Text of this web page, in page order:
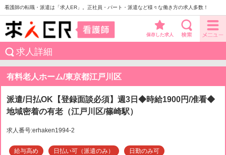
看護師の転職・派遣は「求人ER」。正社員・パート・派遣など様々な働き方の求人多数！
保存した求人
求人詳細
有料老人ホーム/東京都江戸川区
派遣/日払OK【登録面談必須】週3日◆時給1900円/准看◆
地域密着の有老（江戸川区/篠崎駅）
求人番号:erhaken1994-2
給与高め 日払い可（派遣のみ） 日勤のみ可